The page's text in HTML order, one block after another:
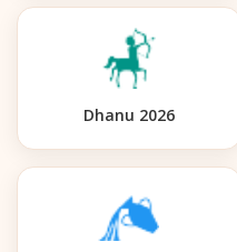
Dhanu 2026